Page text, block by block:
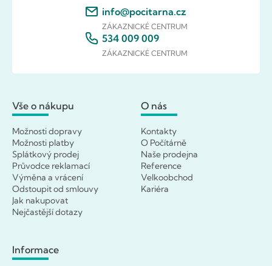
info@pocitarna.cz
ZÁKAZNICKÉ CENTRUM
534 009 009
ZÁKAZNICKÉ CENTRUM
Vše o nákupu
Možnosti dopravy
Možnosti platby
Splátkový prodej
Průvodce reklamací
Výměna a vrácení
Odstoupit od smlouvy
Jak nakupovat
Nejčastější dotazy
O nás
Kontakty
O Počítárně
Naše prodejna
Reference
Velkoobchod
Kariéra
Informace